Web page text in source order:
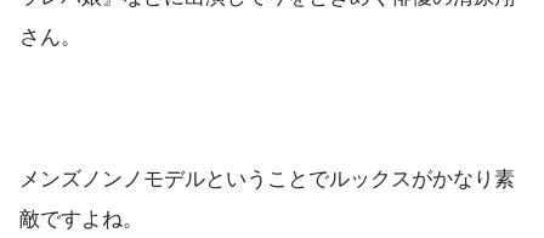
さん。
メンズノンノモデルということでルックスがかなり素
敵ですよね。